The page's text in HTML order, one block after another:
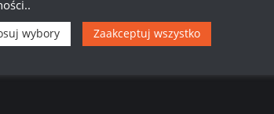
aktywnych i dynamicznych bitew. W
widzenia i podświetlania. Ponadto
do obecnej aktualizacji.
wybory Zaakceptuj wszystko